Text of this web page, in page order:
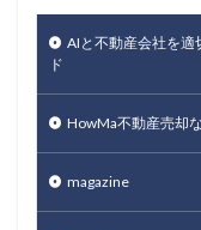
AIと不動産会社を適
ド
HowMa不動産売却
magazine